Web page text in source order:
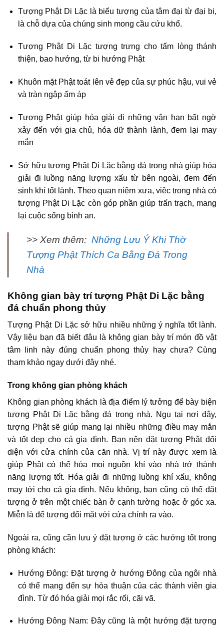
Tượng Phật Di Lặc là biểu tượng của tâm đại từ đại bi,
là chỗ dựa của chúng sinh mong cầu cứu khổ.
Tượng Phật Di Lặc tượng trưng cho tấm lòng thánh
thiện, bao hướng, từ bi hướng Phật
Khuôn mặt Phật toát lên vẻ đẹp của sự phúc hậu, vui vẻ
và tràn ngập ấm áp
Tượng Phật giúp hỏa giải đi những vận hạn bất ngờ
xảy đến với gia chủ, hóa dữ thành lành, đem lại may
mắn
Sở hữu tượng Phật Di Lặc bằng đá trong nhà giúp hóa
giải đi luồng năng lượng xấu từ bên ngoài, đem đến
sinh khí tốt lành. Theo quan niệm xưa, việc trong nhà có
tượng Phật Di Lặc còn góp phần giúp trấn trạch, mang
lại cuộc sống bình an.
>> Xem thêm: Những Lưu Ý Khi Thờ
Tượng Phật Thích Ca Bằng Đá Trong
Nhà
Không gian bày trí tượng Phật Di Lặc bằng
đá chuẩn phong thủy
Tượng Phật Di Lặc sở hữu nhiều những ý nghĩa tốt lành.
Vậy liệu bạn đã biết đâu là không gian bày trí món đồ vật
tâm linh này đúng chuẩn phong thủy hay chưa? Cùng
tham khảo ngay dưới đây nhé.
Trong không gian phòng khách
Không gian phòng khách là địa điểm lý tưởng để bày biện
tượng Phật Di Lặc bằng đá trong nhà. Ngụ tại nơi đây,
tượng Phật sẽ giúp mang lại nhiều những điều may mắn
và tốt đẹp cho cả gia đình. Bạn nên đặt tượng Phật đối
diện với cửa chính của căn nhà. Vị trí này được xem là
giúp Phật có thể hóa mọi nguồn khí vào nhà trở thành
năng lượng tốt. Hóa giải đi những luồng khí xấu, không
may tới cho cả gia đình. Nếu không, bạn cũng có thể đặt
tượng ở trên một chiếc bàn ở cạnh tường hoặc ở góc xa.
Miễn là để tượng đối mặt với cửa chính ra vào.
Ngoài ra, cũng cần lưu ý đặt tượng ở các hướng tốt trong
phòng khách:
Hướng Đông: Đặt tượng ở hướng Đông của ngôi nhà
có thể mang đến sự hòa thuận của các thành viên gia
đình. Từ đó hóa giải mọi rắc rối, cãi vã.
Hướng Đông Nam: Đây cũng là một hướng đặt tượng